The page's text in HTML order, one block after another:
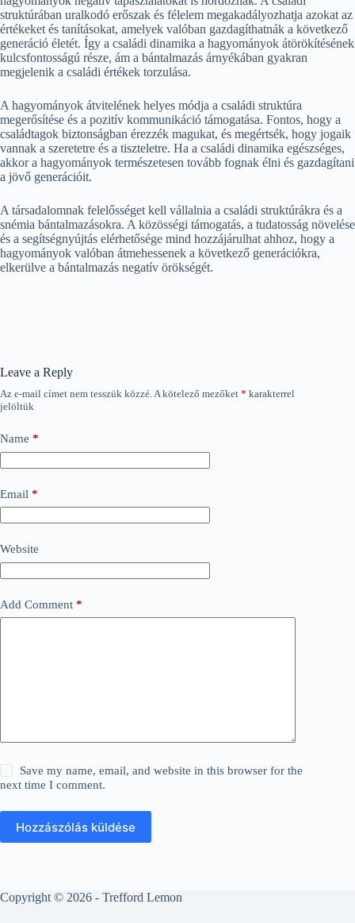
struktúrában uralkodó erőszak és félelem megakadályozhatja azokat az
értékeket és tanításokat, amelyek valóban gazdagíthatnák a következő
generáció életét. Így a családi dinamika a hagyományok átörökítésének
kulcsfontosságú része, ám a bántalmazás árnyékában gyakran
megjelenik a családi értékek torzulása.
A hagyományok átvitelének helyes módja a családi struktúra
megerősítése és a pozitív kommunikáció támogatása. Fontos, hogy a
családtagok biztonságban érezzék magukat, és megértsék, hogy jogaik
vannak a szeretetre és a tiszteletre. Ha a családi dinamika egészséges,
akkor a hagyományok természetesen tovább fognak élni és gazdagítani
a jövő generációit.
A társadalomnak felelősséget kell vállalnia a családi struktúrákra és a
snémia bántalmazásokra. A közösségi támogatás, a tudatosság növelése
és a segítségnyújtás elérhetősége mind hozzájárulhat ahhoz, hogy a
hagyományok valóban átmehessenek a következő generációkra,
elkerülve a bántalmazás negatív örökségét.
Leave a Reply
Az e-mail címet nem tesszük közzé.A kötelező mezőket * karakterrel
jelöltük
Name *
Email *
Website
Add Comment *
Save my name, email, and website in this browser for the
next time I comment.
Hozzászólás küldése
Copyright © 2026 - Trefford Lemon